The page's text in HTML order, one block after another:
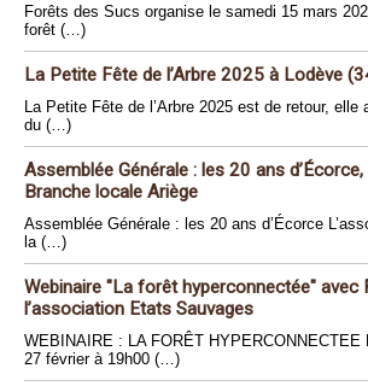
Forêts des Sucs organise le samedi 15 mars
forêt (…)
La Petite Fête de l’Arbre 2025 à Lodève
La Petite Fête de l’Arbre 2025 est de retour, elle
du (…)
Assemblée Générale : les 20 ans
Branche locale Ariège
Assemblée Générale : les 20 ans d’Écorce
la (…)
Webinaire "La forêt hyperconnectée" avec
l’association Etats Sauvages
WEBINAIRE : LA FORÊT HYPERCONNECTEE
27 février à 19h00 (…)